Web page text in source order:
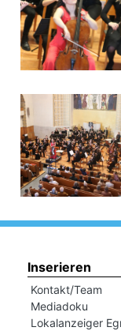
Inserieren
Kontakt/Team
Mediadoku
Lokalanzeiger